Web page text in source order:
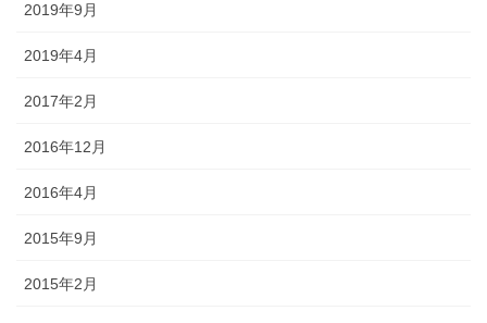
2019年9月
2019年4月
2017年2月
2016年12月
2016年4月
2015年9月
2015年2月